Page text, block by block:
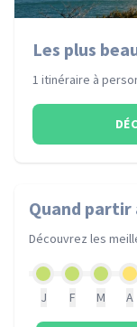
Les plus
1 itinéraire à
Quand partir
Découvrez les
J F M A